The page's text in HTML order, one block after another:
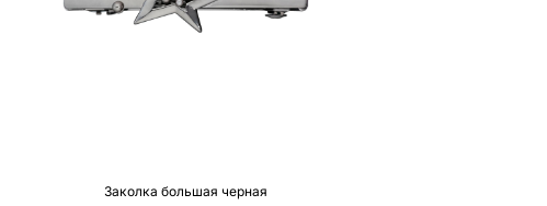
Заколка большая черная